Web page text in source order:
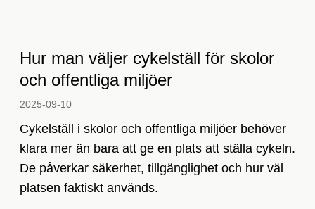
Hur man väljer cykelställ för skolor
och offentliga miljöer
2025-09-10­
Cykelställ i skolor och offentliga miljöer behöver
klara mer än bara att ge en plats att ställa cykeln.
De påverkar säkerhet, tillgänglighet och hur väl
platsen faktiskt används.